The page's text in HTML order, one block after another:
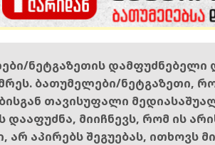
ნეტგაზეთის
ბათუმელები/ნეტგაზეთი,
თავისუფალი
დააფუძნა, მიიჩნევს, რომ ის
არ აპირებს შეგუებას, ითხოვს